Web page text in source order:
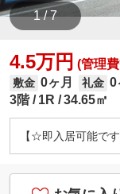
1 / 7
4.5万円 (管理
敷金 0ヶ月 礼金 0
3階
1R 34.65㎡
【☆即入居可能で